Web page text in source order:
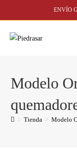
ENVÍO
Modelo
> Tienda > Modelo